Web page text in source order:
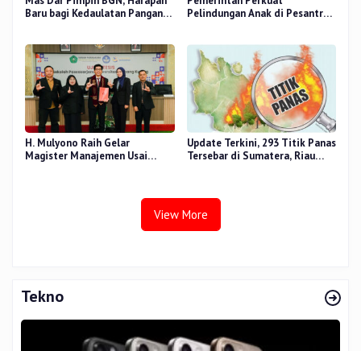
Baru bagi Kedaulatan Pangan
Pelindungan Anak di Pesantren
H. Mulyono Raih Gelar
Magister Manajemen Usai
Update Terkini, 293 Titik Panas
Tersebar di Sumatera, Riau
View More
Tekno